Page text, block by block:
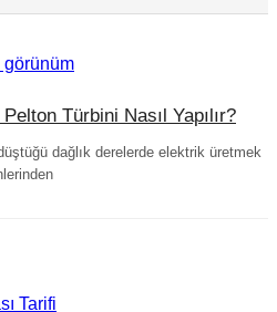
Türbini Nasıl Yapılır?
dağlık derelerde elektrik üretmek